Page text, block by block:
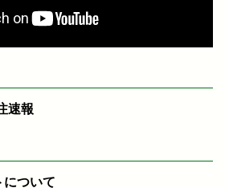
速報
について